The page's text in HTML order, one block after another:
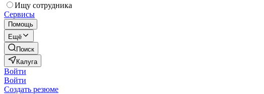
Ищу сотрудника
Сервисы
Помощь
Ещё
Поиск
Калуга
Войти
Войти
Создать резюме